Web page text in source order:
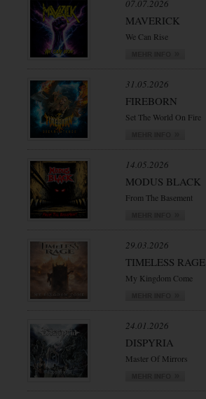
07.07.2026
MAVERICK
We Can Rise
31.05.2026
FIREBORN
Set The World On Fire
14.05.2026
MODUS BLACK
From The Basement
29.03.2026
TIMELESS RAGE
My Kingdom Come
24.01.2026
DISPYRIA
Master Of Mirrors